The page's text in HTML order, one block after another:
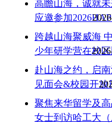
高瞻山海，诚就
应邀参加
跨越山海聚威海
少年研学营在校
赴山海之约，启
见面会&校园开放
聚焦来华留学及
女士到访哈工大